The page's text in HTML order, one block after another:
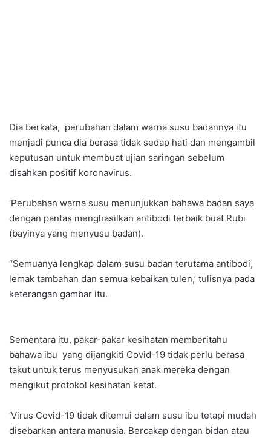
Dia berkata, perubahan dalam warna susu badannya itu
menjadi punca dia berasa tidak sedap hati dan mengambil
keputusan untuk membuat ujian saringan sebelum
disahkan positif koronavirus.
‘Perubahan warna susu menunjukkan bahawa badan saya
dengan pantas menghasilkan antibodi terbaik buat Rubi
(bayinya yang menyusu badan).
“Semuanya lengkap dalam susu badan terutama antibodi,
lemak tambahan dan semua kebaikan tulen,’ tulisnya pada
keterangan gambar itu.
Sementara itu, pakar-pakar kesihatan memberitahu
bahawa ibu yang dijangkiti Covid-19 tidak perlu berasa
takut untuk terus menyusukan anak mereka dengan
mengikut protokol kesihatan ketat.
‘Virus Covid-19 tidak ditemui dalam susu ibu tetapi mudah
disebarkan antara manusia. Bercakap dengan bidan atau